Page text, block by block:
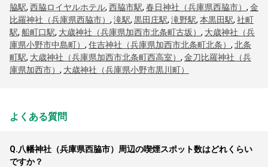
脇駅, 西脇ロイヤルホテル, 西脇市駅, 春日神社（兵庫県西脇市） , 金
比羅神社（兵庫県西脇市） , 滝駅, 黒田庄駅, 滝野駅, 本黒田駅, 社町
駅, 船町口駅, 大歳神社（兵庫県加西市北条町古坂） , 大歳神社（兵
庫県小野市中島町） , 住吉神社（兵庫県加西市北条町北条） , 北条
町駅, 大歳神社（兵庫県加西市北条町西高室） , 金刀比羅神社（兵
庫県加西市） , 大歳神社（兵庫県小野市黒川町）
よくある質問
Q.八幡神社（兵庫県西脇市）周辺の喫煙スポット数はどれくらい
ですか？